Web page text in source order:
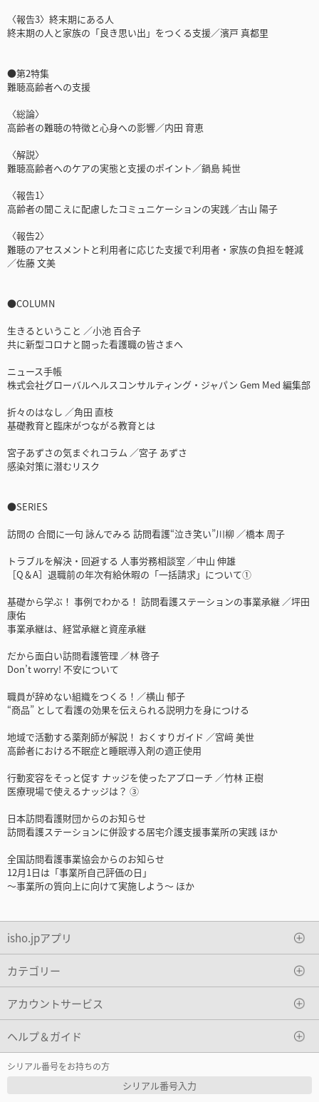
〈報告3〉終末期にある人
終末期の人と家族の「良き思い出」をつくる支援／濱戸 真都里
●第2特集
難聴高齢者への支援
〈総論〉
高齢者の難聴の特徴と心身への影響／内田 育恵
〈解説〉
難聴高齢者へのケアの実態と支援のポイント／鍋島 純世
〈報告1〉
高齢者の聞こえに配慮したコミュニケーションの実践／古山 陽子
〈報告2〉
難聴のアセスメントと利用者に応じた支援で利用者・家族の負担を軽減
／佐藤 文美
●COLUMN
生きるということ ／小池 百合子
共に新型コロナと闘った看護職の皆さまへ
ニュース手帳
株式会社グローバルヘルスコンサルティング・ジャパン Gem Med 編集部
折々のはなし ／角田 直枝
基礎教育と臨床がつながる教育とは
宮子あずさの気まぐれコラム ／宮子 あずさ
感染対策に潜むリスク
●SERIES
訪問の 合間に一句 詠んでみる 訪問看護“泣き笑い”川柳 ／橋本 周子
トラブルを解決・回避する 人事労務相談室 ／中山 伸雄
［Q＆A］退職前の年次有給休暇の「一括請求」について①
基礎から学ぶ！ 事例でわかる！ 訪問看護ステーションの事業承継 ／坪田
康佑
事業承継は、経営承継と資産承継
だから面白い訪問看護管理 ／林 啓子
Don’t worry! 不安について
職員が辞めない組織をつくる！／横山 郁子
“商品” として看護の効果を伝えられる説明力を身につける
地域で活動する薬剤師が解説！ おくすりガイド ／宮﨑 美世
高齢者における不眠症と睡眠導入剤の適正使用
行動変容をそっと促す ナッジを使ったアプローチ ／竹林 正樹
医療現場で使えるナッジは？ ③
日本訪問看護財団からのお知らせ
訪問看護ステーションに併設する居宅介護支援事業所の実践 ほか
全国訪問看護事業協会からのお知らせ
12月1日は「事業所自己評価の日」
〜事業所の質向上に向けて実施しよう〜 ほか
isho.jpアプリ
カテゴリー
アカウントサービス
ヘルプ＆ガイド
シリアル番号をお持ちの方
シリアル番号入力